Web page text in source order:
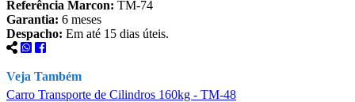
Referência Marcon: TM-74
Garantia: 6 meses
Despacho: Em até 15 dias úteis.
Veja Também
Carro Transporte de Cilindros 160kg - TM-48